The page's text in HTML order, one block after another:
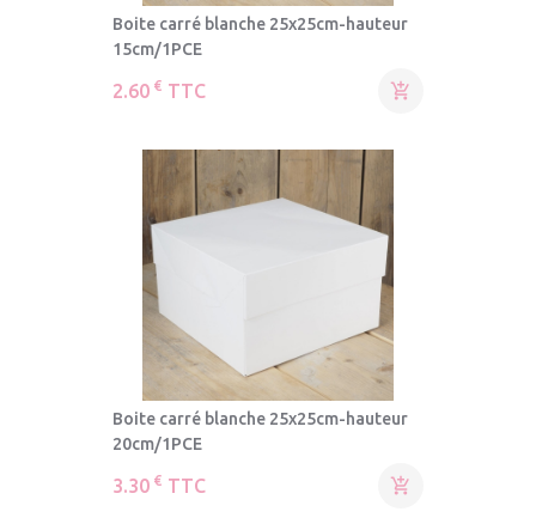
Boite carré blanche 25x25cm-hauteur
15cm/1PCE
2.60 € TTC 
Boite carré blanche 25x25cm-hauteur
20cm/1PCE
3.30 € TTC 